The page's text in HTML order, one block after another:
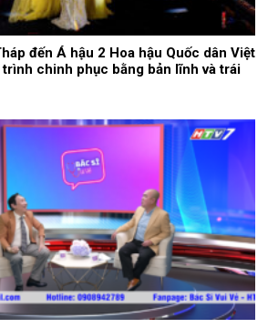
đến Á hậu 2 Hoa hậu Quốc dân Việt
trình chinh phục bằng bản lĩnh và trái